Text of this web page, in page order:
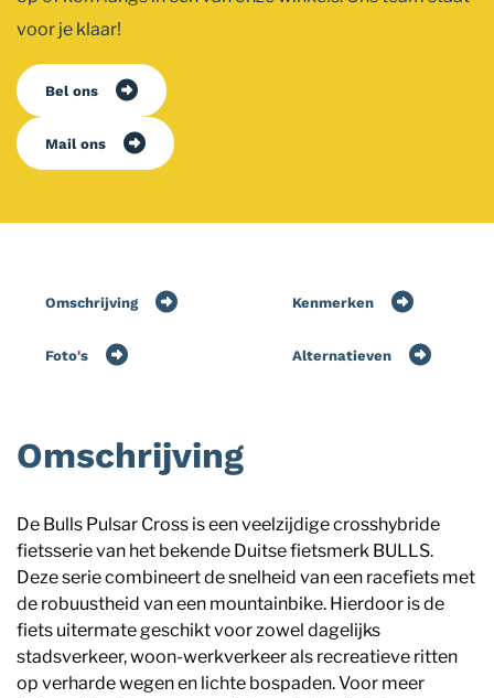
voor je klaar!
Bel ons
Mail ons
Omschrijving Kenmerken
Foto's Alternatieven
Omschrijving
De Bulls Pulsar Cross is een veelzijdige crosshybride
fietsserie van het bekende Duitse fietsmerk BULLS.
Deze serie combineert de snelheid van een racefiets met
de robuustheid van een mountainbike. Hierdoor is de
fiets uitermate geschikt voor zowel dagelijks
stadsverkeer, woon-werkverkeer als recreatieve ritten
op verharde wegen en lichte bospaden. Voor meer